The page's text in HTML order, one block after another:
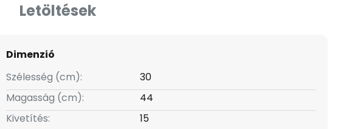
Letöltések
Dimenzió
Szélesség (cm):
30
Magasság (cm):
44
Kivetítés:
15